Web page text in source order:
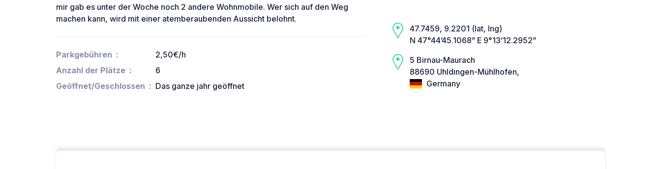
mir gab es unter der Woche noch 2 andere Wohnmobile. Wer sich auf den Weg
machen kann, wird mit einer atemberaubenden Aussicht belohnt.
Parkgebühren
2,50€/h
Anzahl der Plätze
6
Geöffnet/Geschlossen
Das ganze jahr geöffnet
47.7459, 9.2201 (lat, lng)
N 47°44’45.1068” E 9°13’12.2952”
5 Birnau-Maurach
88690 Uhldingen-Mühlhofen,
Germany